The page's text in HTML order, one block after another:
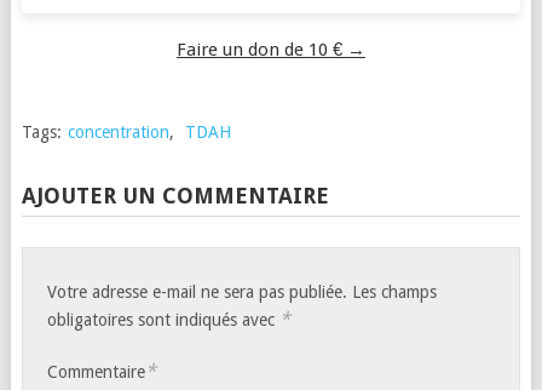
Faire un don de 10 € →
Tags: concentration, TDAH
AJOUTER UN COMMENTAIRE
Votre adresse e-mail ne sera pas publiée. Les champs
obligatoires sont indiqués avec *
Commentaire*